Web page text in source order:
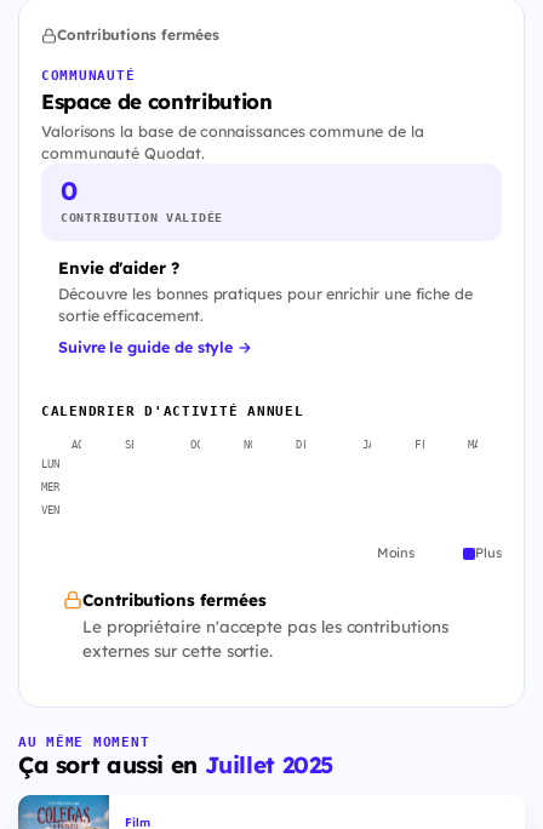
Contributions fermées
COMMUNAUTÉ
Espace de contribution
Valorisons la base de connaissances commune de la
communauté Quodat.
0
CONTRIBUTION VALIDÉE
Envie d'aider ?
Découvre les bonnes pratiques pour enrichir une fiche de
sortie efficacement.
Suivre le guide de style →
CALENDRIER D'ACTIVITÉ ANNUEL
AOÛT SEPT. OCT. NOV. DÉC. JANV. FÉVR. MARS
LUN
MER
VEN
Moins Plus
Contributions fermées
Le propriétaire n'accepte pas les contributions
externes sur cette sortie.
AU MÊME MOMENT
Ça sort aussi en Juillet 2025
Film